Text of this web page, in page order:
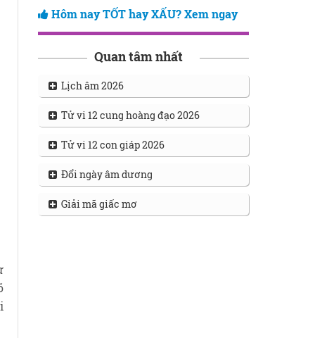
Hôm nay TỐT hay XẤU? Xem ngay
Quan tâm nhất
Lịch âm 2026
Tử vi 12 cung hoàng đạo 2026
Tử vi 12 con giáp 2026
Đổi ngày âm dương
Giải mã giấc mơ